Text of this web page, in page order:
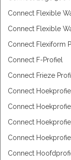
Connect Flexible
Connect Flexible
Connect Flexiform
Connect F-Profiel
Connect Frieze
Connect Hoekprofiel
Connect
Connect
Connect
Connect